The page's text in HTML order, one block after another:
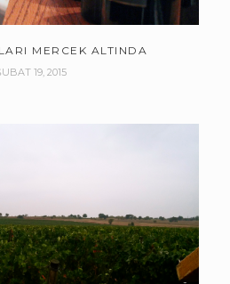
MERCEK ALTINDA
19, 2015